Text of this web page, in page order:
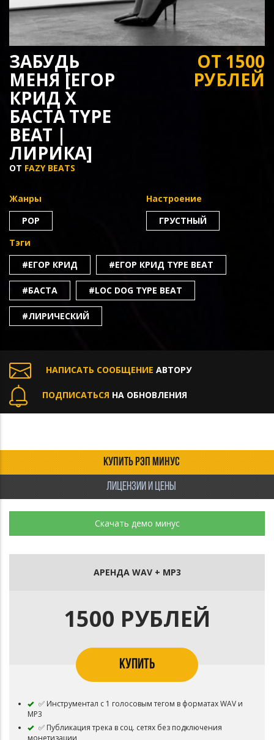
ЗАБУДЬ
МЕНЯ [ЕГОР
КРИД Х
БАСТА TYPE
BEAT |
ЛИРИКА]
ОТ FAZY BEATS
ОТ 1500
РУБЛЕЙ
Жанры
POP
Настроение
ГРУСТНЫЙ
Тэги
#ЕГОР КРИД
#ЕГОР КРИД TYPE BEAT
#БАСТА #LOC DOG TYPE BEAT
#ЛИРИЧЕСКИЙ
НАПИСАТЬ СООБЩЕНИЕ АВТОРУ
ПОДПИСАТЬСЯ НА ОБНОВЛЕНИЯ
КУПИТЬ РЭП МИНУС
ЛИЦЕНЗИИ И ЦЕНЫ
Скачать демо минус
АРЕНДА WAV + MP3
1500 РУБЛЕЙ
КУПИТЬ
✅ Инструментал c 1 голосовым тегом в форматах WAV и
MP3
✅ Публикация трека в соц. сетях без подключения
монетизации